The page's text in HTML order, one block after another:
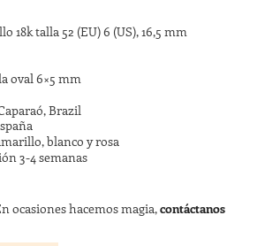
18k talla 52 (EU) 6 (US), 16,5 mm
oval 6×5 mm
Brazil
blanco y rosa
3-4 semanas
ocasiones hacemos magia,contáctanos